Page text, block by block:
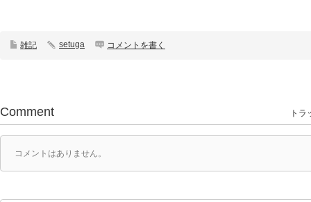
雑記 setuga コメントを書く
Comment トラ
コメントはありません。